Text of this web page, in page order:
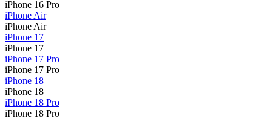
iPhone 16 Pro
iPhone Air
iPhone Air
iPhone 17
iPhone 17
iPhone 17 Pro
iPhone 17 Pro
iPhone 18
iPhone 18
iPhone 18 Pro
iPhone 18 Pro